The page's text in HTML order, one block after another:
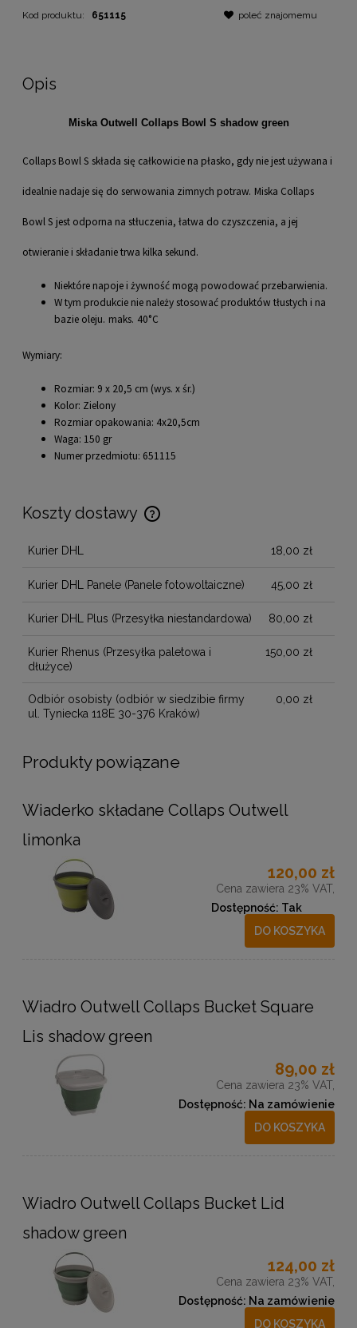
Kod produktu: 651115 poleć znajomemu
Opis
Miska Outwell Collaps Bowl S shadow green
Collaps Bowl S składa się całkowicie na płasko, gdy nie jest używana i
idealnie nadaje się do serwowania zimnych potraw. Miska Collaps
Bowl S jest odporna na stłuczenia, łatwa do czyszczenia, a jej
otwieranie i składanie trwa kilka sekund.
Niektóre napoje i żywność mogą powodować przebarwienia.
W tym produkcie nie należy stosować produktów tłustych i na
bazie oleju. maks. 40°C
Wymiary:
Rozmiar: 9 x 20,5 cm (wys. x śr.)
Kolor: Zielony
Rozmiar opakowania: 4x20,5cm
Waga: 150 gr
Numer przedmiotu: 651115
Koszty dostawy
Cena nie zawiera ewentualnych kosztów płatności
Kurier DHL 18,00 zł
Kurier DHL Panele (Panele fotowoltaiczne) 45,00 zł
Kurier DHL Plus (Przesyłka niestandardowa) 80,00 zł
Kurier Rhenus (Przesyłka paletowa i
dłużyce)
150,00 zł
Odbiór osobisty (odbiór w siedzibie firmy
ul. Tyniecka 118E 30-376 Kraków)
0,00 zł
Produkty powiązane
Wiaderko składane Collaps Outwell
limonka
120,00 zł
Cena zawiera 23% VAT,
Dostępność: Tak
DO KOSZYKA
Wiadro Outwell Collaps Bucket Square
Lis shadow green
89,00 zł
Cena zawiera 23% VAT,
Dostępność: Na zamówienie
DO KOSZYKA
Wiadro Outwell Collaps Bucket Lid
shadow green
124,00 zł
Cena zawiera 23% VAT,
Dostępność: Na zamówienie
DO KOSZYKA